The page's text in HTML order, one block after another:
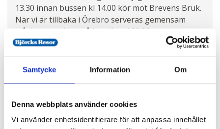
Samtycke Information Om
Denna webbplats använder cookies
Vi använder enhetsidentifierare för att anpassa innehållet
13.30 innan bussen kl 14.00 kör mot Brevens Bruk.
När vi är tillbaka i Örebro serveras gemensam
tvårättersmiddag på hotellet kl 20.00.
Vid kvällsföreställning: Vi checkar in omkring kl
15.00 och äter tvårättersmiddag tillsammans kl
16.30. Avfärd mot Brevens Bruk kl 18.00 och när vi